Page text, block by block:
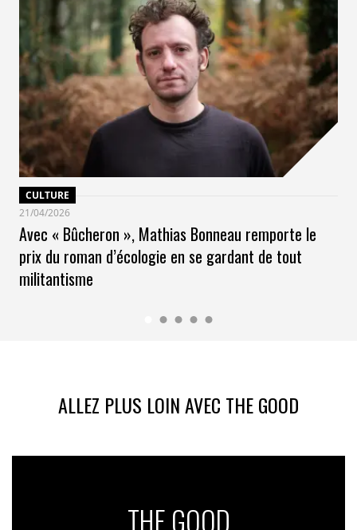
CULTURE
21/04/2026
Avec « Bûcheron », Mathias Bonneau remporte le
prix du roman d’écologie en se gardant de tout
militantisme
ALLEZ PLUS LOIN AVEC THE GOOD
THE GOOD